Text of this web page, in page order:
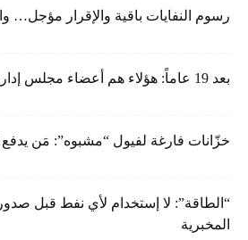
رسوم النفايات باقية والإقرار مؤجل…
بعد 19 عاماً: هؤلاء هم أعضاء مجلس إدارة الضمان الاجتماعي
خزّانات فارغة لفيول “مشبوه”: مَن يدفع
“الطاقة”: لا إستخدام لأي نفط قبل
المخبرية